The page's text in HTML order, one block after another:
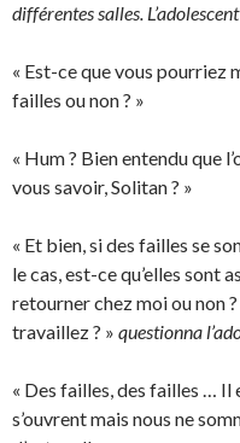
différentes salles.
« Est-ce que vous pourriez
failles ou non ? »
« Hum ? Bien entendu que
vous savoir, Solitan ? »
« Et bien, si des failles se
le cas, est-ce qu’elles sont
retourner chez moi ou non ?
travaillez ? » questionna
« Des failles, des failles … Il
s’ouvrent mais nous ne